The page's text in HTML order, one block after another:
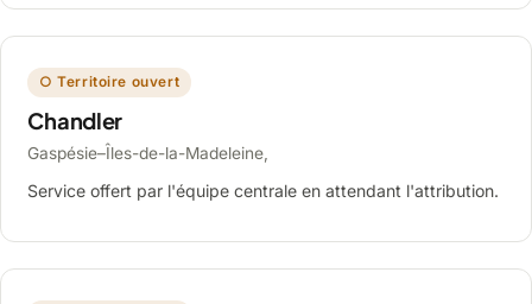
○ Territoire ouvert
Chandler
Gaspésie–Îles-de-la-Madeleine,
Service offert par l'équipe centrale en attendant l'attribution.